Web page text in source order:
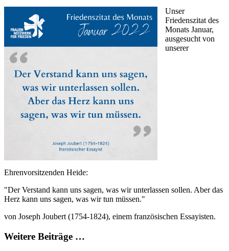
Unser
Friedenszitat des
Monats Januar,
ausgesucht von
unserer
Ehrenvorsitzenden Heide:
"Der Verstand kann uns sagen, was wir unterlassen sollen. Aber das
Herz kann uns sagen, was wir tun müssen."
von Joseph Joubert (1754-1824), einem französischen Essayisten.
Weitere Beiträge …